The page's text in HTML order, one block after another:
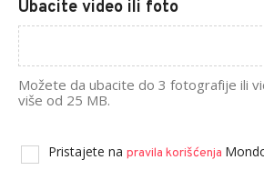
Ubacite video ili foto
Možete da ubacite do 3 fotografije ili
više od 25 MB.
Pristajete na pravila korišćenja